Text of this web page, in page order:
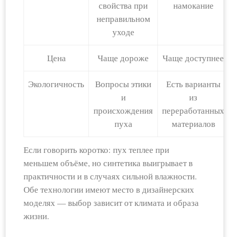
свойства при
неправильном
уходе
намокание
Цена Чаще дороже Чаще доступнее
Экологичность
Вопросы этики
и
происхождения
пуха
Есть варианты
из
переработанных
материалов
Если говорить коротко: пух теплее при
меньшем объёме, но синтетика выигрывает в
практичности и в случаях сильной влажности.
Обе технологии имеют место в дизайнерских
моделях — выбор зависит от климата и образа
жизни.